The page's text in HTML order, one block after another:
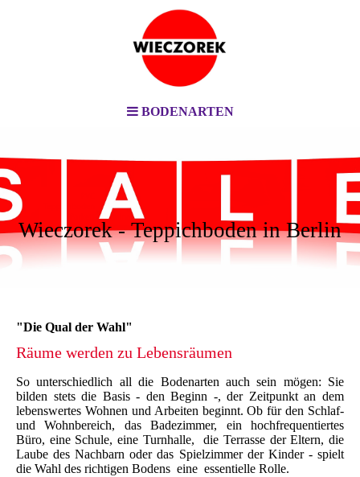
BODENARTEN
Wieczorek - Teppichboden in Berlin
"Die Qual der Wahl"
Räume werden zu Lebensräumen
So unterschiedlich all die Bodenarten auch sein mögen: Sie
bilden stets die Basis - den Beginn -, der Zeitpunkt an dem
lebenswertes Wohnen und Arbeiten beginnt. Ob für den Schlaf-
und Wohnbereich, das Badezimmer, ein hochfrequentiertes
Büro, eine Schule, eine Turnhalle, die Terrasse der Eltern, die
Laube des Nachbarn oder das Spielzimmer der Kinder - spielt
die Wahl des richtigen Bodens eine essentielle Rolle.